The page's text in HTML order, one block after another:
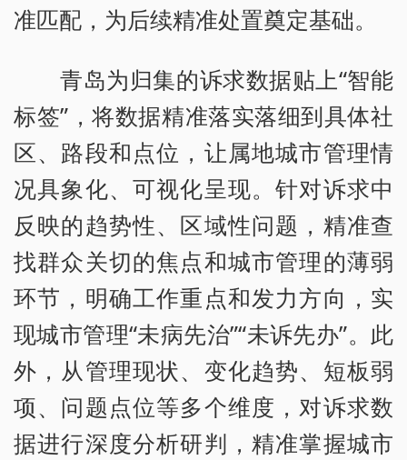
准匹配，为后续精准处置奠定基础。
青岛为归集的诉求数据贴上“智能
标签”，将数据精准落实落细到具体社
区、路段和点位，让属地城市管理情
况具象化、可视化呈现。针对诉求中
反映的趋势性、区域性问题，精准查
找群众关切的焦点和城市管理的薄弱
环节，明确工作重点和发力方向，实
现城市管理“未病先治”“未诉先办”。此
外，从管理现状、变化趋势、短板弱
项、问题点位等多个维度，对诉求数
据进行深度分析研判，精准掌握城市